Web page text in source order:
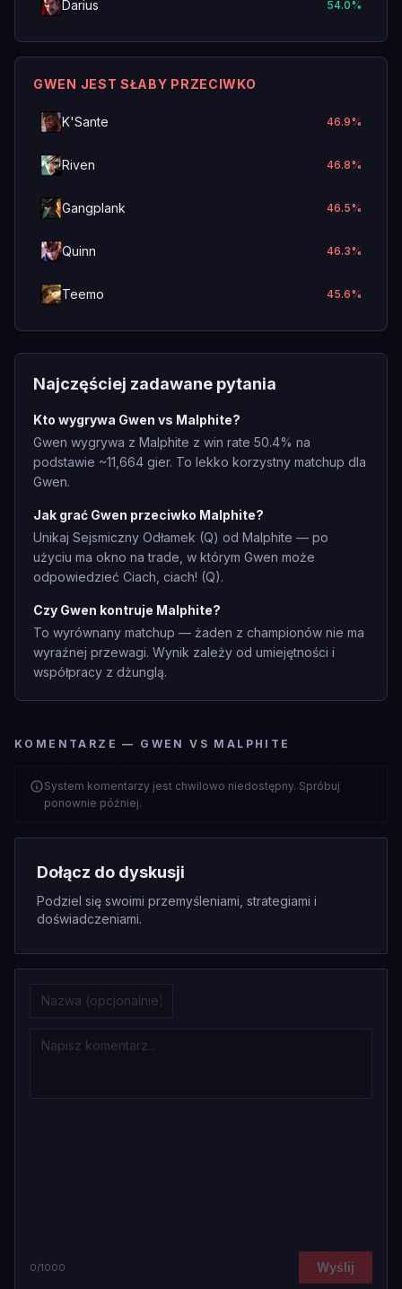
Darius 54.0%
GWEN JEST SŁABY PRZECIWKO
K'Sante 46.9%
Riven 46.8%
Gangplank 46.5%
Quinn 46.3%
Teemo 45.6%
Najczęściej zadawane pytania
Kto wygrywa Gwen vs Malphite?
Gwen wygrywa z Malphite z win rate 50.4% na
podstawie ~11,664 gier. To lekko korzystny matchup dla
Gwen.
Jak grać Gwen przeciwko Malphite?
Unikaj Sejsmiczny Odłamek (Q) od Malphite — po
użyciu ma okno na trade, w którym Gwen może
odpowiedzieć Ciach, ciach! (Q).
Czy Gwen kontruje Malphite?
To wyrównany matchup — żaden z championów nie ma
wyraźnej przewagi. Wynik zależy od umiejętności i
współpracy z dżunglą.
KOMENTARZE — GWEN VS MALPHITE
System komentarzy jest chwilowo niedostępny. Spróbuj
ponownie później.
Dołącz do dyskusji
Podziel się swoimi przemyśleniami, strategiami i
doświadczeniami.
0/1000 Wyślij